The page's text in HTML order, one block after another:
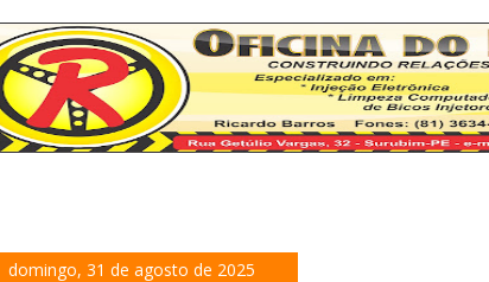
domingo, 31 de agosto de 2025